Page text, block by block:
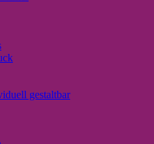
gestaltbar